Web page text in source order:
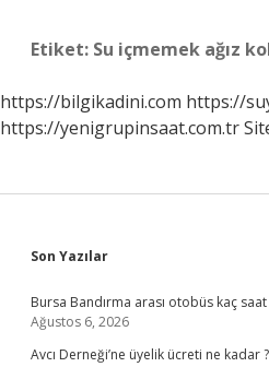
Etiket: Su içmemek ağız
https://bilgikadini.com https://
https://yenigrupinsaat.com.tr
Sidebar
Son Yazılar
Bursa Bandırma arası otobüs kaç saat
Ağustos 6, 2026
Avcı Derneği’ne üyelik ücreti ne kadar ?